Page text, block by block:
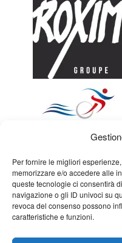
Per fornire le migliori
memorizzare e/o accedere alle
queste tecnologie ci consentirà
navigazione o gli ID univoci su
revoca del consenso possono
caratteristiche e funzioni.